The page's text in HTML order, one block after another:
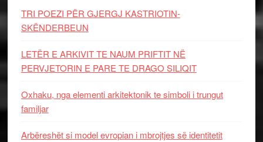
TRI POEZI PËR GJERGJ KASTRIOTIN-
SKËNDERBEUN
LETËR E ARKIVIT TE NAUM PRIFTIT NË
PERVJETORIN E PARE TE DRAGO SILIQIT
Oxhaku, nga elementi arkitektonik te simboli i trungut
familjar
Arbëreshët si model evropian i mbrojtjes së identitetit